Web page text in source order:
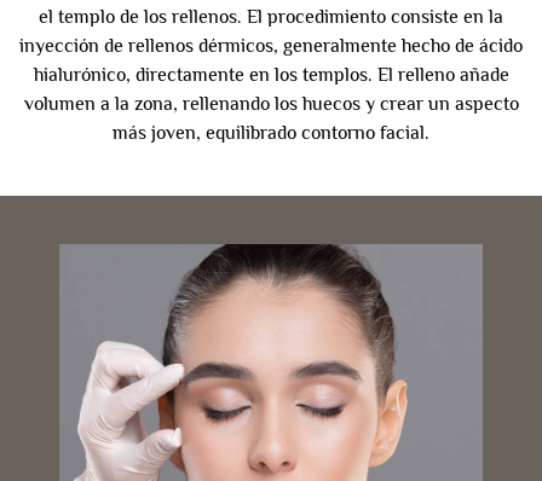
el templo de los rellenos. El procedimiento consiste en la
inyección de rellenos dérmicos, generalmente hecho de ácido
hialurónico, directamente en los templos. El relleno añade
volumen a la zona, rellenando los huecos y crear un aspecto
más joven, equilibrado contorno facial.